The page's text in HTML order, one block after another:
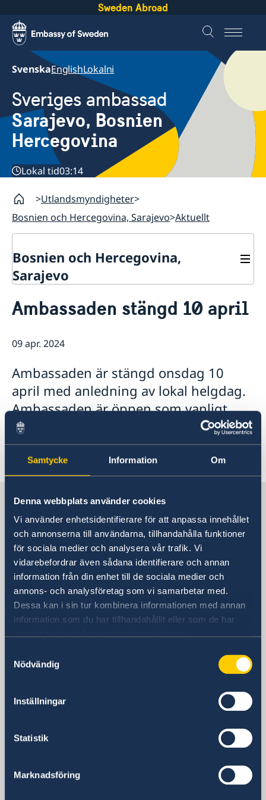
Samtycke Information Om
Denna webbplats använder cookies
Vi använder enhetsidentifierare för att anpassa innehållet
och annonserna till användarna, tillhandahålla funktioner
för sociala medier och analysera vår trafik. Vi
vidarebefordrar även sådana identifierare och annan
information från din enhet till de sociala medier och
annons- och analysföretag som vi samarbetar med.
Dessa kan i sin tur kombinera informationen med annan
information som du har tillhandahållit eller som de har
Nödvändig
Inställningar
Statistik
Marknadsföring
Sweden Abroad
SvenskaEnglishLokalni
Sveriges ambassad
Sarajevo, Bosnien
Hercegovina
Lokal tid03:14
Utlandsmyndigheter
Bosnien och Hercegovina, Sarajevo Aktuellt
Bosnien och Hercegovina,
Sarajevo
Om oss
Vi är en resurs för svenska företag
Så kan du få stöd
Anmäl handelshinder
Aktuellt
Ambassaden stängd 10 april
09 apr. 2024
Ambassaden är stängd onsdag 10
april med anledning av lokal helgdag.
Ambassaden är öppen som vanligt
igen torsdag 11 april.
Sverige i Bosnien och
Hercegovina
Sveriges ambassad
Besöksadress
Embassy of Sweden
Ferhadija 20
Postadress
Embassy of Sweden
71000 Sarajevo
Telefonnummer
Ambassadens fax